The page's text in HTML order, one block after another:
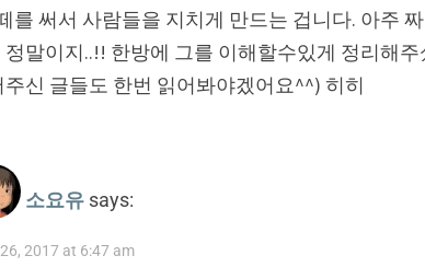
를 써서 사람들을 지치게 만드는 겁니다. 아주
정말이지..!! 한방에 그를 이해할수있게 정리해
주신 글들도 한번 읽어봐야겠어요^^) 히히
소요유 says:
2017 at 6:47 am